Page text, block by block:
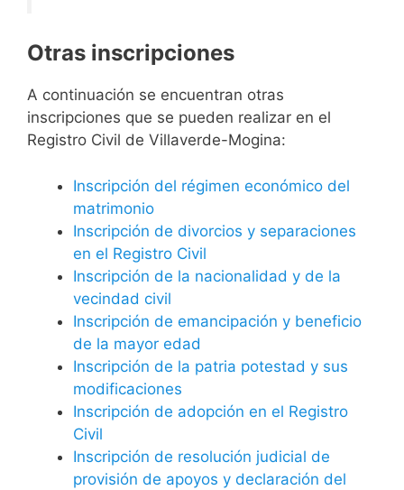
Otras inscripciones
A continuación se encuentran otras
inscripciones que se pueden realizar en el
Registro Civil de Villaverde-Mogina:
Inscripción del régimen económico del
matrimonio
Inscripción de divorcios y separaciones
en el Registro Civil
Inscripción de la nacionalidad y de la
vecindad civil
Inscripción de emancipación y beneficio
de la mayor edad
Inscripción de la patria potestad y sus
modificaciones
Inscripción de adopción en el Registro
Civil
Inscripción de resolución judicial de
provisión de apoyos y declaración del